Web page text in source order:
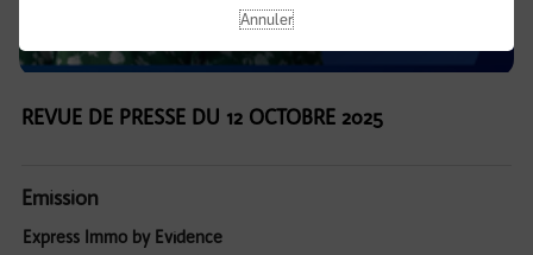
REVUE DE PRESSE DU 12 OCTOBRE 2025
Emission
Express Immo by Evidence
Annuler